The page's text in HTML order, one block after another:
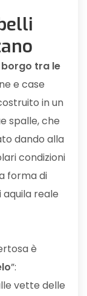
tra le
e case
in un
spalle, che
dando alla
condizioni
forma di
reale
è
”:
vette delle